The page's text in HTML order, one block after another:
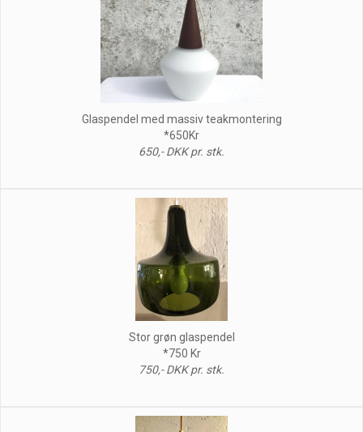
Glaspendel med massiv teakmontering
*650Kr
650,- DKK pr. stk.
Stor grøn glaspendel
*750 Kr
750,- DKK pr. stk.